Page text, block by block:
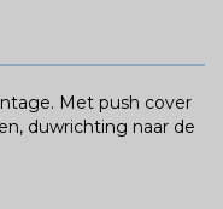
Met push cover
duwrichting naar de